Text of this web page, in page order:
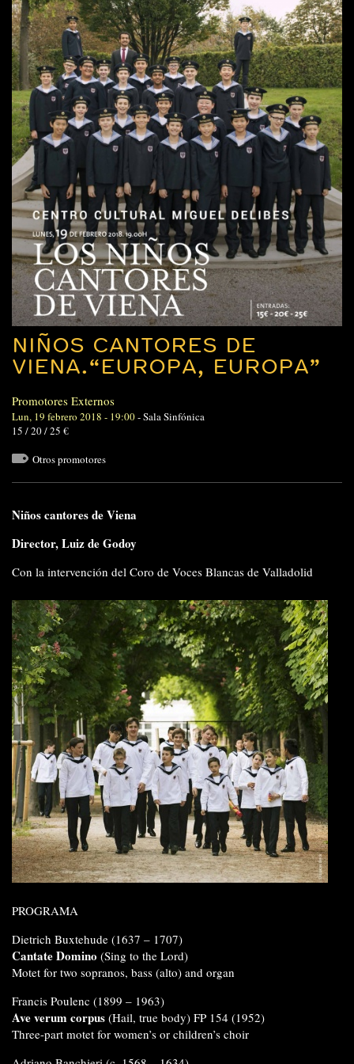
NIÑOS CANTORES DE
VIENA.“EUROPA, EUROPA”
Promotores Externos
Lun, 19 febrero 2018 - 19:00-Sala Sinfónica
15 / 20 / 25 €
Otros promotores
Niños cantores de Viena
Director, Luiz de Godoy
Con la intervención del Coro de Voces Blancas de Valladolid
PROGRAMA
Dietrich Buxtehude (1637 – 1707)
Cantate Domino (Sing to the Lord)
Motet for two sopranos, bass (alto) and organ
Francis Poulenc (1899 – 1963)
Ave verum corpus (Hail, true body) FP 154 (1952)
Three-part motet for women’s or children’s choir